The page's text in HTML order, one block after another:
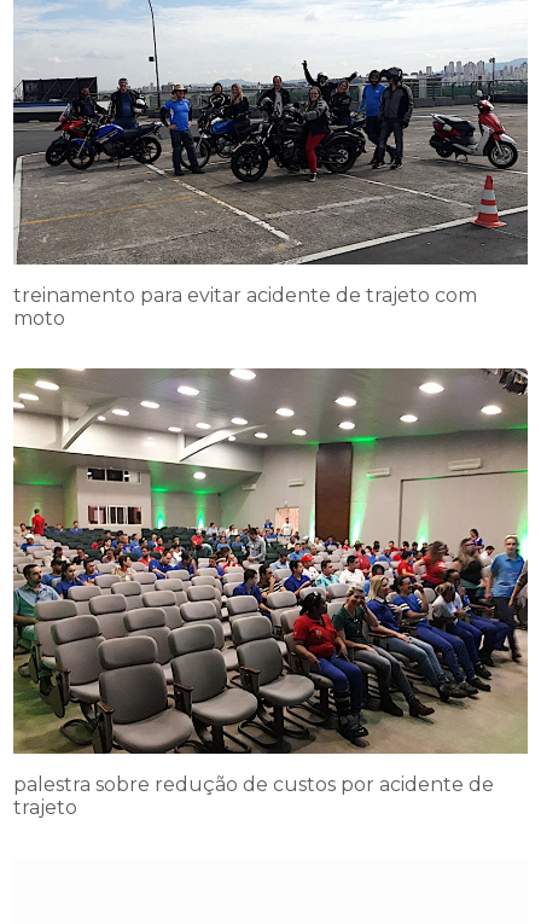
treinamento para evitar acidente de trajeto com
moto
palestra sobre redução de custos por acidente de
trajeto